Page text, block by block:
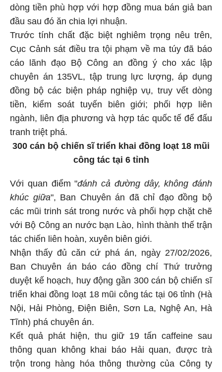
dòng tiền phù hợp với hợp đồng mua bán giả ban
đầu sau đó ăn chia lợi nhuận.
Trước tính chất đặc biệt nghiêm trọng nêu trên,
Cục Cảnh sát điều tra tội phạm về ma túy đã báo
cáo lãnh đạo Bộ Công an đồng ý cho xác lập
chuyên án 135VL, tập trung lực lượng, áp dụng
đồng bộ các biện pháp nghiệp vụ, truy vết dòng
tiền, kiểm soát tuyến biên giới; phối hợp liên
ngành, liên địa phương và hợp tác quốc tế để đấu
tranh triệt phá.
300 cán bộ chiến sĩ triển khai đồng loạt 18 mũi
công tác tại 6 tỉnh
Với quan điểm "đánh cả đường dây, không đánh
khúc giữa", Ban Chuyên án đã chỉ đạo đồng bộ
các mũi trinh sát trong nước và phối hợp chặt chẽ
với Bộ Công an nước bạn Lào, hình thành thế trận
tác chiến liên hoàn, xuyên biên giới.
Nhận thấy đủ căn cứ phá án, ngày 27/02/2026,
Ban Chuyên án báo cáo đồng chí Thứ trưởng
duyệt kế hoạch, huy động gần 300 cán bộ chiến sĩ
triển khai đồng loạt 18 mũi công tác tại 06 tỉnh (Hà
Nội, Hải Phòng, Điện Biên, Sơn La, Nghệ An, Hà
Tĩnh) phá chuyên án.
Kết quả phát hiện, thu giữ 19 tấn caffeine sau
thông quan không khai báo Hải quan, được trà
trộn trong hàng hóa thông thường của Công ty